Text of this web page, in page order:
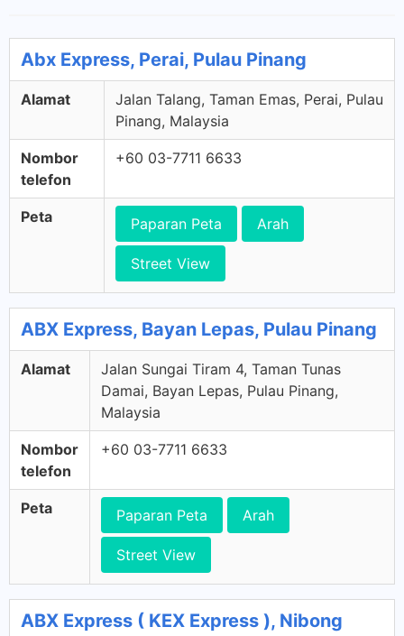
Abx Express, Perai, Pulau Pinang
Alamat
Jalan Talang, Taman Emas, Perai, Pulau
Pinang, Malaysia
Nombor
telefon
+60 03-7711 6633
Peta Paparan Peta Arah
Street View
ABX Express, Bayan Lepas, Pulau Pinang
Alamat
Jalan Sungai Tiram 4, Taman Tunas
Damai, Bayan Lepas, Pulau Pinang,
Malaysia
Nombor
telefon
+60 03-7711 6633
Peta Paparan Peta Arah
Street View
ABX Express ( KEX Express ), Nibong